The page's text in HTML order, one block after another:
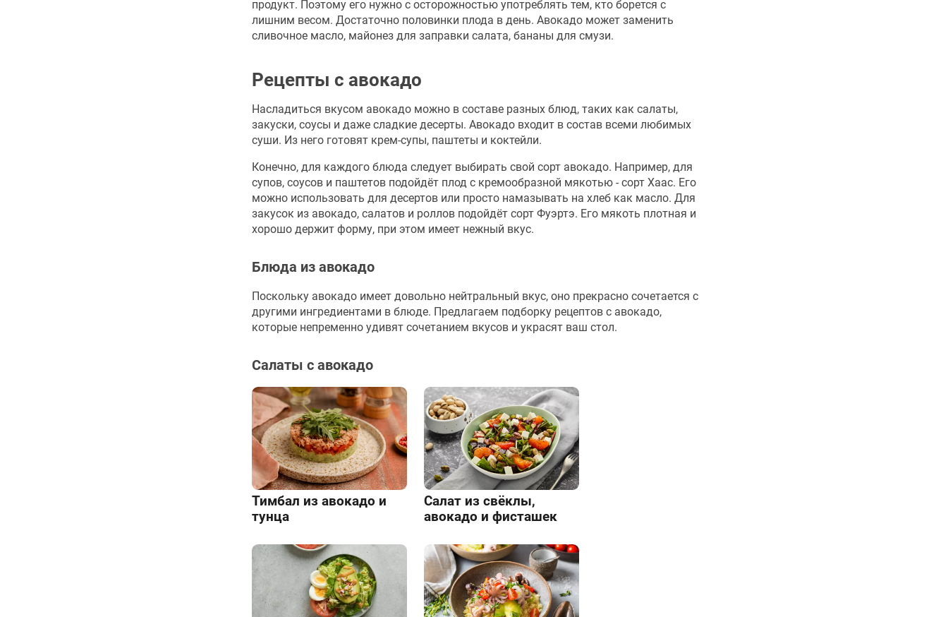
продукт. Поэтому его нужно с осторожностью употреблять тем, кто борется с
лишним весом. Достаточно половинки плода в день. Авокадо может заменить
сливочное масло, майонез для заправки салата, бананы для смузи.
Рецепты с авокадо
Насладиться вкусом авокадо можно в составе разных блюд, таких как салаты,
закуски, соусы и даже сладкие десерты. Авокадо входит в состав всеми любимых
суши. Из него готовят крем-супы, паштеты и коктейли.
Конечно, для каждого блюда следует выбирать свой сорт авокадо. Например, для
супов, соусов и паштетов подойдёт плод с кремообразной мякотью - сорт Хаас. Его
можно использовать для десертов или просто намазывать на хлеб как масло. Для
закусок из авокадо, салатов и роллов подойдёт сорт Фуэртэ. Его мякоть плотная и
хорошо держит форму, при этом имеет нежный вкус.
Блюда из авокадо
Поскольку авокадо имеет довольно нейтральный вкус, оно прекрасно сочетается с
другими ингредиентами в блюде. Предлагаем подборку рецептов с авокадо,
которые непременно удивят сочетанием вкусов и украсят ваш стол.
Салаты с авокадо
Тимбал из авокадо и
тунца
Салат из свёклы,
авокадо и фисташек